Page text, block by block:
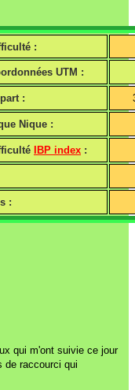
:
UTM :
:
Nique :
IBP index :
:
qui m'ont suivie ce jour
de raccourci qui